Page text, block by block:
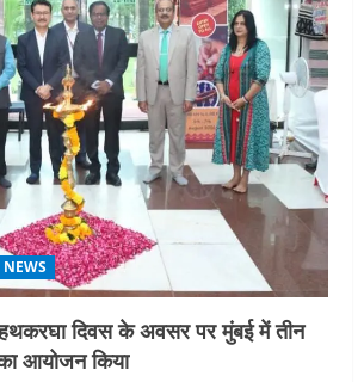
हथकरघा दिवस के अवसर पर मुंबई में तीन
आयोजन किया